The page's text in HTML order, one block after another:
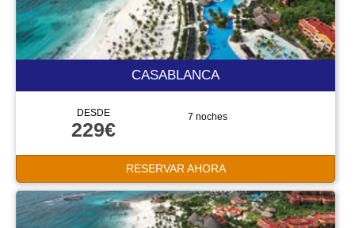
CASABLANCA
DESDE
229€
7 noches
RESERVAR AHORA